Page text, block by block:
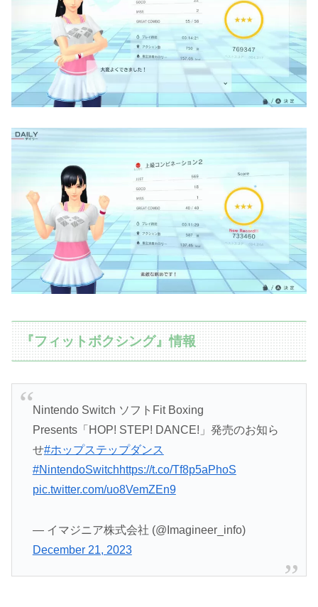
『フィットボクシング』情報
Nintendo Switch ソフトFit Boxing
Presents「HOP! STEP! DANCE!」発売のお知ら
せ#ホップステップダンス
#NintendoSwitchhttps://t.co/Tf8p5aPhoS
pic.twitter.com/uo8VemZEn9
— イマジニア株式会社 (@Imagineer_info)
December 21, 2023